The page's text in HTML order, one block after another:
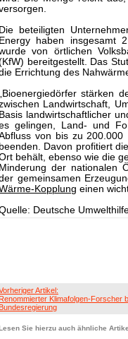
Die beteiligten
Energy haben insgesamt
von örtlichen
bereitgestellt. Das
Errichtung des
stärken
Landwirtschaft,
Basis landwirtschaftlicher
gelingen, Land- und
von bis zu
beenden. Davon profitiert
behält, ebenso wie die
Minderung der nationalen
gemeinsamen
Kopplung einen
Deutsche
Artikel:
Renommierter Klimafolgen-Forscher
Bundesregierung
Sie hierzu auch ähnliche